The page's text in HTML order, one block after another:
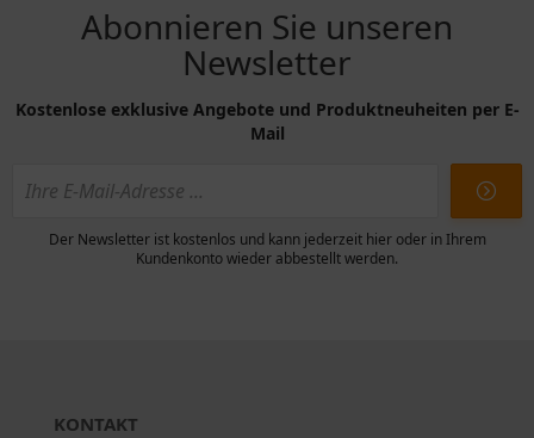
Abonnieren Sie unseren
Newsletter
Kostenlose exklusive Angebote und Produktneuheiten per E-
Mail
Der Newsletter ist kostenlos und kann jederzeit hier oder in Ihrem
Kundenkonto wieder abbestellt werden.
KONTAKT